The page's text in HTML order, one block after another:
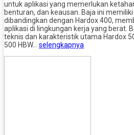
untuk aplikasi yang memerlukan
benturan, dan keausan. Baja ini
dibandingkan dengan Hardox 400,
aplikasi di lingkungan kerja yang berat.
teknis dan karakteristik utama Hardox
500 HBW… selengkapnya